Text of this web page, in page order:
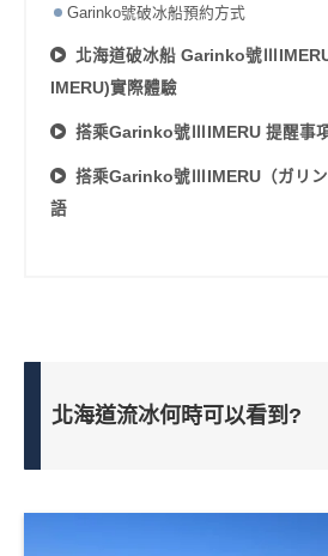
Garinko號破冰船預約方式
北海道破冰船 Garinko號
IMERU)實際體驗
搭乘Garinko號ⅢIMERU 提醒事
搭乘Garinko號ⅢIMERU（ガリ
語
北海道流冰何時可以看到?